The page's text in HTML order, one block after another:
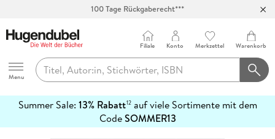
100 Tage Rückgaberecht***
Hugendubel
Menu
Filiale Konto Merkzettel Warenkorb
Summer Sale: 13% Rabatt12auf viele Sortimente mit dem
CodeSOMMER13
erfahren